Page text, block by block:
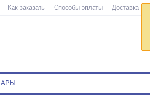
Как заказать Способы оплаты Доставка